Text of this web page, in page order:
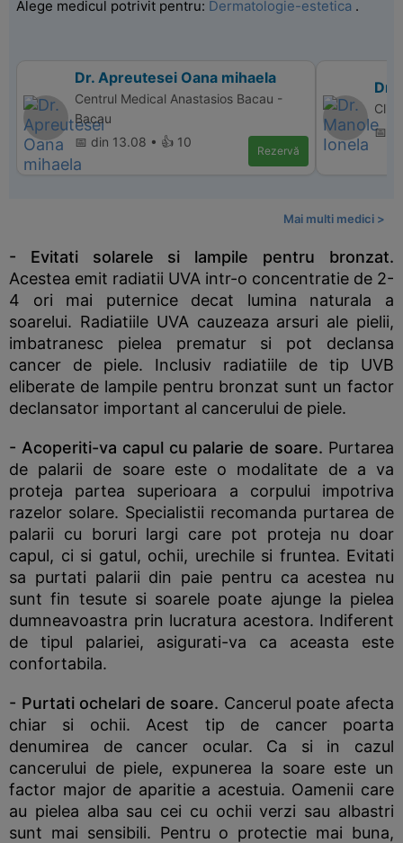
Alege medicul potrivit pentru: Dermatologie-estetica .
Dr. Apreutesei Oana mihaela
Centrul Medical Anastasios Bacau -
Bacau
📅 din 13.08 • 👍 10
Rezervă
Dr.
📅
Mai multi medici >
- Evitati solarele si lampile pentru bronzat.
Acestea emit radiatii UVA intr-o concentratie de 2-
4 ori mai puternice decat lumina naturala a
soarelui. Radiatiile UVA cauzeaza arsuri ale pielii,
imbatranesc pielea prematur si pot declansa
cancer de piele. Inclusiv radiatiile de tip UVB
eliberate de lampile pentru bronzat sunt un factor
declansator important al cancerului de piele.
- Acoperiti-va capul cu palarie de soare. Purtarea
de palarii de soare este o modalitate de a va
proteja partea superioara a corpului impotriva
razelor solare. Specialistii recomanda purtarea de
palarii cu boruri largi care pot proteja nu doar
capul, ci si gatul, ochii, urechile si fruntea. Evitati
sa purtati palarii din paie pentru ca acestea nu
sunt fin tesute si soarele poate ajunge la pielea
dumneavoastra prin lucratura acestora. Indiferent
de tipul palariei, asigurati-va ca aceasta este
confortabila.
- Purtati ochelari de soare. Cancerul poate afecta
chiar si ochii. Acest tip de cancer poarta
denumirea de cancer ocular. Ca si in cazul
cancerului de piele, expunerea la soare este un
factor major de aparitie a acestuia. Oamenii care
au pielea alba sau cei cu ochii verzi sau albastri
sunt mai sensibili. Pentru o protectie mai buna,